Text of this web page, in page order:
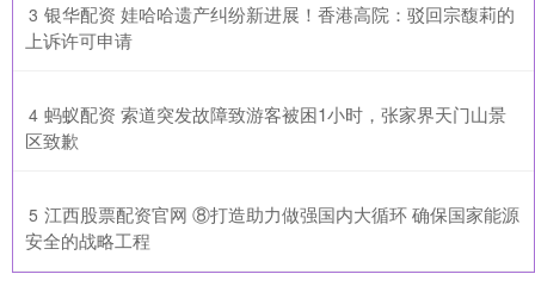
3 ​银华配资 娃哈哈遗产纠纷新进展！香港高院：驳回宗馥莉的
上诉许可申请
4 ​蚂蚁配资 索道突发故障致游客被困1小时，张家界天门山景
区致歉
5 ​江西股票配资官网 ⑧打造助力做强国内大循环 确保国家能源
安全的战略工程